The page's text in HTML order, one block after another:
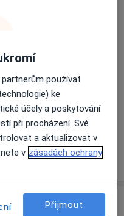
na pojišťovnu
používat
ke
účely a poskytování
při procházení. Své
a aktualizovat v
v zásadách ochrany
Přijmout